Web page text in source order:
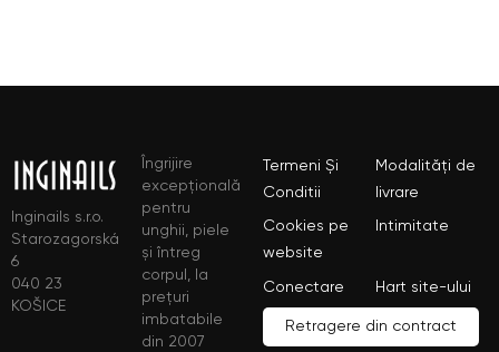
Inginails s.r.o.
Starozagorská
6
040 23
KOŠICE
Îngrijire
excepțională
pentru
unghii, piele
și întreg
corpul, la
prețuri
imbatabile
din 2007
Termeni Și
Conditii
Modalități de
livrare
Cookies pe
website
Intimitate
Conectare Hart site-ului
Retragere din contract